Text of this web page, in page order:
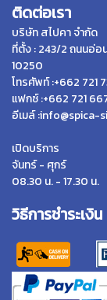
ติดต่อเรา
บริษัท สไปคา จำกัด
ที่ตั้ง : 243/2 ถนนอ่อ
10250
โทรศัพท์ :+662 721
แฟกซ์ :+662 721
อีเมล์ :info@spica-
เปิดบริการ
จันทร์ - ศุกร์
08.30 น. - 17.30 น.
วิธีการชำระเงิน